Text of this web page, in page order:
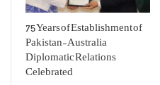
75 Years of Establishment of
Pakistan-Australia
Diplomatic Relations
Celebrated